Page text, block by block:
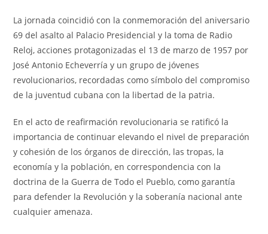
La jornada coincidió con la conmemoración del aniversario
69 del asalto al Palacio Presidencial y la toma de Radio
Reloj, acciones protagonizadas el 13 de marzo de 1957 por
José Antonio Echeverría y un grupo de jóvenes
revolucionarios, recordadas como símbolo del compromiso
de la juventud cubana con la libertad de la patria.
En el acto de reafirmación revolucionaria se ratificó la
importancia de continuar elevando el nivel de preparación
y cohesión de los órganos de dirección, las tropas, la
economía y la población, en correspondencia con la
doctrina de la Guerra de Todo el Pueblo, como garantía
para defender la Revolución y la soberanía nacional ante
cualquier amenaza.